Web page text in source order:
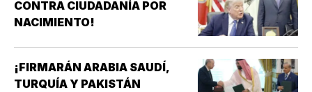
CONTRA CIUDADANÍA POR
NACIMIENTO!
¡FIRMARÁN ARABIA SAUDÍ,
TURQUÍA Y PAKISTÁN